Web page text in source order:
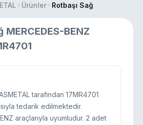
Ürünler Rotbaşı Sağ
MERCEDES-BENZ
tarafından 17MR4701
tedarik edilmektedir.
araçlarıyla uyumludur. 2 adet